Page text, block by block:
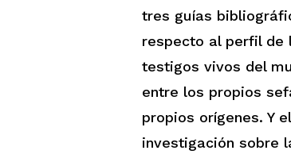
tres guías
respecto al perfil de
testigos vivos del
entre los propios
propios orígenes. Y
investigación sobre